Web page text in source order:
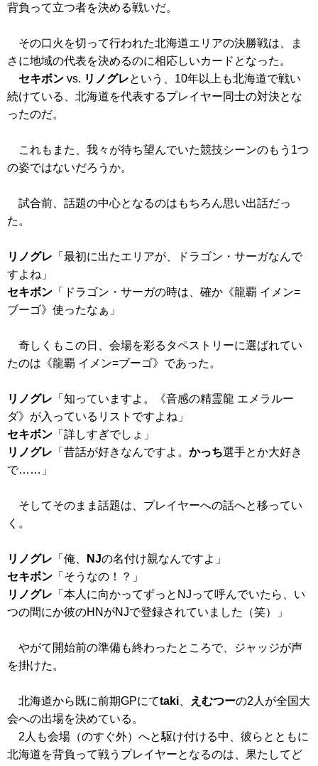
背負って立つ者を決める戦いだ。
その口火を切って行われた北海道エリアの決勝戦は、ま
さに地域の代表を決めるのに相応しいカードとなった。
セキボン vs. リノグレという、10年以上も北海道で戦い
続けている、北海道を代表するプレイヤー同士の対決とな
ったのだ。
これもまた、我々が待ち望んでいた競技シーンのもう1つ
の姿ではないだろうか。
試合前、話題の中心となるのはもちろん思い出話だっ
た。
リノグレ 「最初に出たエリアが、ドラゴン・サーガなんで
すよね」
セキボン 「ドラゴン・サーガの時は、確か 《龍覇 イメン=
ブーゴ》 使ったなぁ」
奇しくもこの日、会場を彩るタペストリーに選ばれてい
たのは 《龍覇 イメン=ブーゴ》 であった。
リノグレ 「知っていますよ。
《音感の精霊龍 エメラルー
ダ》 が入っているリストですよね」
セキボン 「詳しすぎでしょ」
リノグレ 「昔話が好きなんですよ。 かっち選手とか大好き
で……」
そしてそのまま話題は、プレイヤーへの話へと移ってい
く。
リノグレ 「俺、 NJの名付け親なんですよ」
セキボン 「そうなの！？」
リノグレ 「本人に向かってずっとNJって呼んでいたら、い
つの間にか彼のHNがNJで登録されていました（笑）」
やがて開始前の準備も終わったところで、ジャッジが声
を掛けた。
北海道から既に前期GPにてtaki えむつーの2人が全国大
会への出場を決めている。
2人も会場（のすぐ外）へと駆け付ける中、彼らとともに
北海道を背負って戦うプレイヤーとなるのは、果たしてど